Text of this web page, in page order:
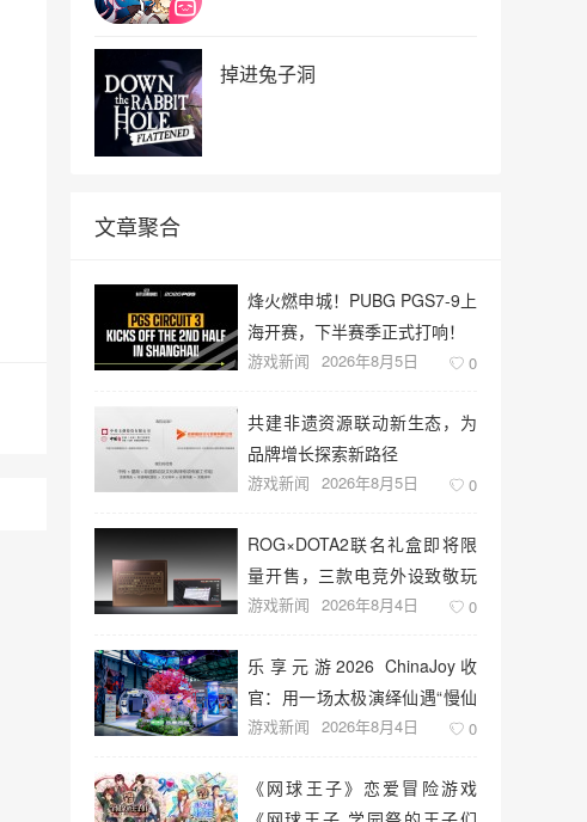
掉进兔子洞
文章聚合
烽火燃申城！PUBG PGS7-9上
海开赛，下半赛季正式打响！
游戏新闻 2026年8月5日 0
共建非遗资源联动新生态，为
品牌增长探索新路径
游戏新闻 2026年8月5日 0
ROG×DOTA2联名礼盒即将限
量开售，三款电竞外设致敬玩
家青春记忆
游戏新闻 2026年8月4日 0
乐享元游2026 ChinaJoy收
官：用一场太极演绎仙遇“慢仙
侠”
游戏新闻 2026年8月4日 0
《网球王子》恋爱冒险游戏